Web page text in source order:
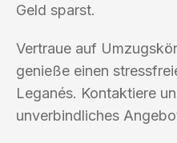
Geld sparst.
Vertraue auf
genieße einen
Leganés. Kontaktiere
unverbindliches